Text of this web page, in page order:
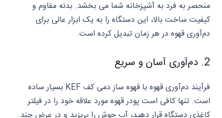
منحصر به فرد به آشپزخانه شما می‌ بخشد. بدنه مقاوم و
کیفیت ساخت بالا، این دستگاه را به یک ابزار عالی برای
دم‌آوری قهوه در هر زمان تبدیل کرده است.
2. دم‌آوری آسان و سریع
فرآیند دم‌آوری قهوه با قهوه‌ ساز دمی کف KEF بسیار ساده
است. تنها کافی است پودر قهوه مورد علاقه خود را در فیلتر
کاغذی دستگاه قرار دهید، آب جوش را بریزید و در عرض چند